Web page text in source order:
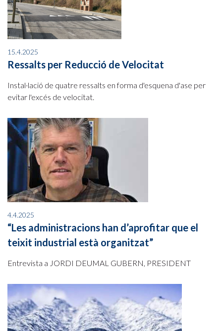
15.4.2025
Ressalts per Reducció de Velocitat
Instal·lació de quatre ressalts en forma d'esquena d'ase per
evitar l'excés de velocitat.
4.4.2025
“Les administracions han d’aprofitar que el
teixit industrial està organitzat”
Entrevista a JORDI DEUMAL GUBERN, PRESIDENT